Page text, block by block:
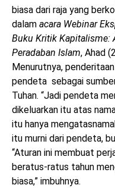
biasa dari raja yang
dalam acara Webinar
Buku Kritik Kapitalisme:
Peradaban Islam, Ahad
Menurutnya,
pendeta sebagai
Tuhan. “Jadi pendeta
dikeluarkan itu atas
itu hanya
itu murni dari pendeta,
“Aturan ini membuat
beratus-ratus tahun
biasa,” imbuhnya.